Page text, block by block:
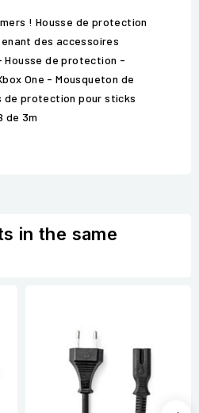
! Housse de protection
des accessoires
de protection -
One - Mousqueton de
de protection pour sticks
de 3m
in the same